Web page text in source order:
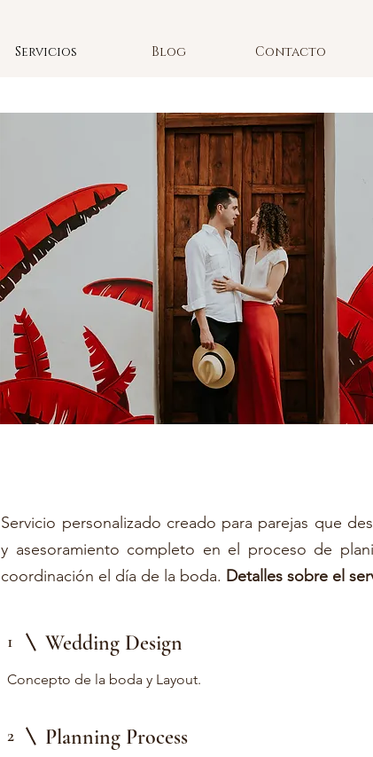
Servicios Blog Contacto
Servicio personalizado creado para parejas que
y asesoramiento completo en el proceso de
coordinación el día de la boda. Detalles sobre el
1 Wedding Design
Concepto de la boda y Layout.
2 Planning Process